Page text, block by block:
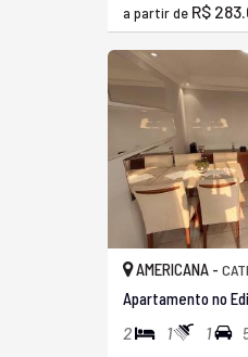
a partir de R$
AMERICANA -
2 1 1